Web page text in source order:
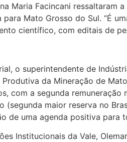
Maria Facincani
Mato Grosso do Sul. “É
científico, com editais de
o superintendente de
da Mineração de
com a segunda
maior reserva no
de uma agenda positiva para
Institucionais da Vale,